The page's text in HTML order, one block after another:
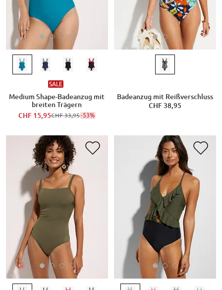
SALE
Medium Shape-Badeanzug mit
breiten Trägern
CHF 15,95CHF 33,95-53%
Badeanzug mit Reißverschluss
CHF 38,95